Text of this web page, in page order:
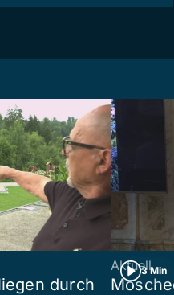
durch
3 Min
Aktuell